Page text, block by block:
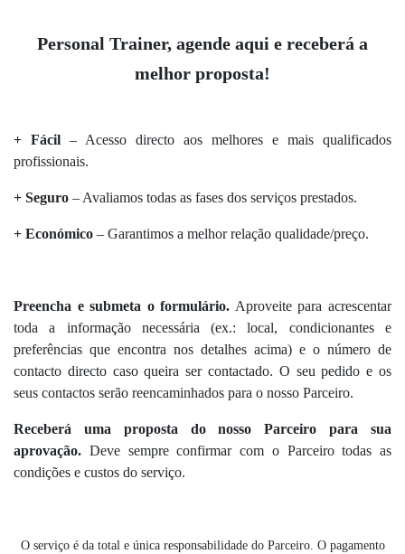
Personal Trainer, agende aqui e receberá a
melhor proposta!
+ Fácil – Acesso directo aos melhores e mais qualificados
profissionais.
+ Seguro – Avaliamos todas as fases dos serviços prestados.
+ Económico – Garantimos a melhor relação qualidade/preço.
Preencha e submeta o formulário. Aproveite para acrescentar
toda a informação necessária (ex.: local, condicionantes e
preferências que encontra nos detalhes acima) e o número de
contacto directo caso queira ser contactado. O seu pedido e os
seus contactos serão reencaminhados para o nosso Parceiro.
Receberá uma proposta do nosso Parceiro para sua
aprovação. Deve sempre confirmar com o Parceiro todas as
condições e custos do serviço.
O serviço é da total e única responsabilidade do Parceiro. O pagamento